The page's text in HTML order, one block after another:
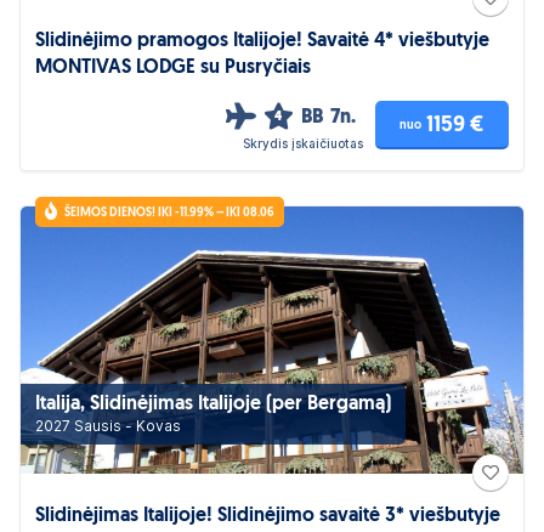
Slidinėjimo pramogos Italijoje! Savaitė 4* viešbutyje
MONTIVAS LODGE su Pusryčiais
4 BB 7n.
Skrydis įskaičiuotas
nuo 1159 €
ŠEIMOS DIENOS! IKI -11.99% – IKI 08.06
Italija, Slidinėjimas Italijoje (per Bergamą)
2027 Sausis - Kovas
Slidinėjimas Italijoje! Slidinėjimo savaitė 3* viešbutyje